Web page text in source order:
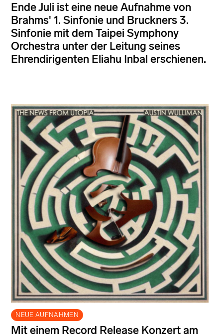
Ende Juli ist eine neue Aufnahme von
Brahms' 1. Sinfonie und Bruckners 3.
Sinfonie mit dem Taipei Symphony
Orchestra unter der Leitung seines
Ehrendirigenten Eliahu Inbal erschienen.
NEUE AUFNAHMEN
Mit einem Record Release Konzert am